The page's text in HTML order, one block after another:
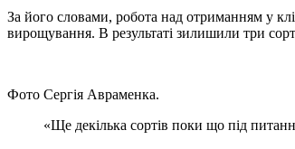
За його словами, робота над отриманням у
вирощування. В результаті зилишили три
Фото Сергія Авраменка.
«Ще декілька сортів поки що під